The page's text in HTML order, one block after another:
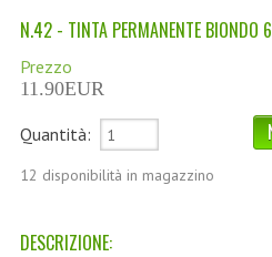
TINTE PERMANENTI
N.42 - TINTA PERMANENTE BIONDO
Prezzo
11.90EUR
Quantità:
12 disponibilità in magazzino
DESCRIZIONE: